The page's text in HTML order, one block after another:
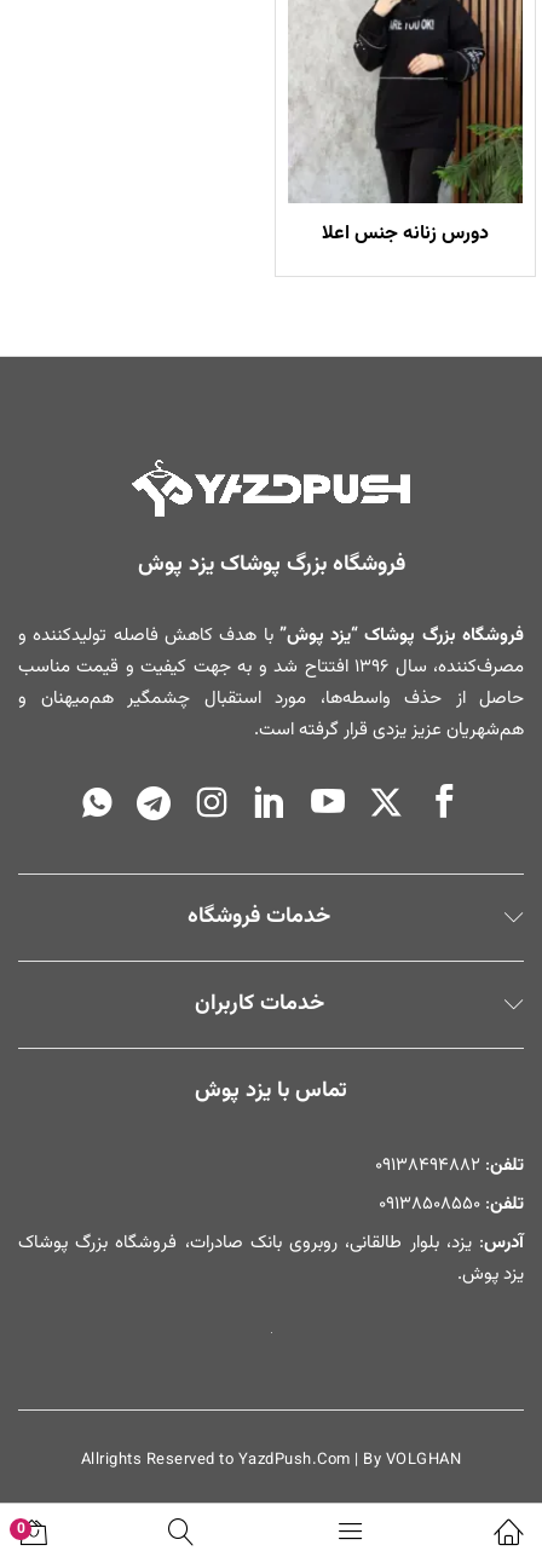
دورس زنانه جنس اعلا
فروشگاه بزرگ پوشاک یزد پوش
فروشگاه بزرگ پوشاک “یزد پوش” با هدف کاهش فاصله تولیدکننده و
مصرف‌کننده، سال ۱۳۹۶ افتتاح شد و به جهت کیفیت و قیمت مناسب
حاصل از حذف واسطه‌ها، مورد استقبال چشمگیر هم‌میهنان و
هم‌شهریان عزیز یزدی قرار گرفته است.
خدمات فروشگاه
خدمات کاربران
تماس با یزد پوش
تلفن: ۰۹۱۳۸۴۹۴۸۸۲
تلفن: ۰۹۱۳۸۵۰۸۵۵۰
آدرس: یزد، بلوار طالقانی، روبروی بانک صادرات، فروشگاه بزرگ پوشاک
یزد پوش.
Allrights Reserved to YazdPush.Com | By VOLGHAN
0